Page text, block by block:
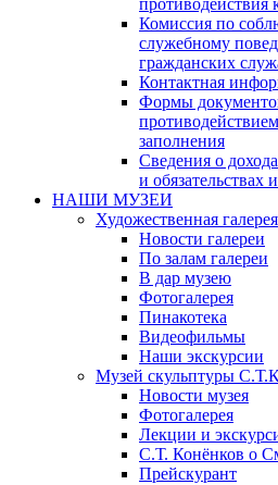
противодействия
Комиссия по
служебному
гражданских
Контактная
Формы
заполнения
Сведения о
и обязательствах
НАШИ МУЗЕИ
Художественная галерея
Новости галереи
По залам галереи
В дар музею
Фотогалерея
Пинакотека
Видеофильмы
Наши экскурсии
Музей скульптуры
Новости музея
Фотогалерея
Лекции и
С.Т. Конёнков о
Прейскурант